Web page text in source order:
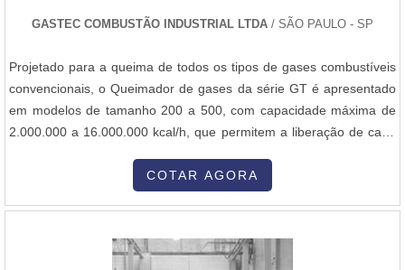
GASTEC COMBUSTÃO INDUSTRIAL LTDA / SÃO PAULO - SP
Projetado para a queima de todos os tipos de gases combustíveis
convencionais, o Queimador de gases da série GT é apresentado
em modelos de tamanho 200 a 500, com capacidade máxima de
2.000.000 a 16.000.000 kcal/h, que permitem a liberação de calor
mistura ar/gás de projeto aerodinâmico, que propicia ao
COTAR AGORA